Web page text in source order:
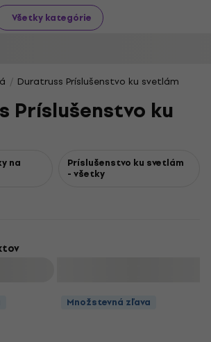
Všetky kategórie
Duratruss Príslušenstvo ku svetlám
Príslušenstvo ku
na Príslušenstvo ku svetlám
- všetky
Množstevná zľava